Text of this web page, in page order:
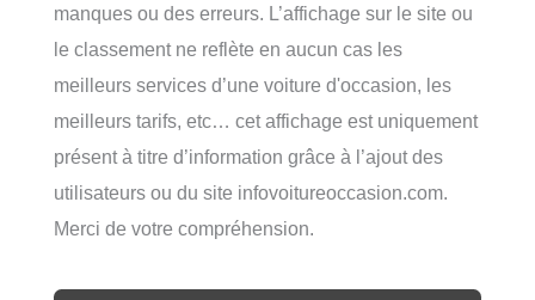
manques ou des erreurs. L’affichage sur le site ou
le classement ne reflète en aucun cas les
meilleurs services d’une voiture d'occasion, les
meilleurs tarifs, etc… cet affichage est uniquement
présent à titre d’information grâce à l’ajout des
utilisateurs ou du site infovoitureoccasion.com.
Merci de votre compréhension.